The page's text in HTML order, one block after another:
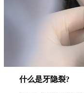
什么是牙隐裂?